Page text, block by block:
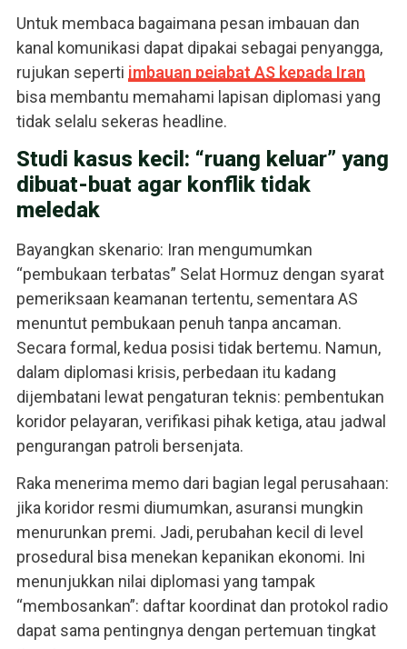
Untuk membaca bagaimana pesan imbauan dan
kanal komunikasi dapat dipakai sebagai penyangga,
rujukan seperti imbauan pejabat AS kepada Iran
bisa membantu memahami lapisan diplomasi yang
tidak selalu sekeras headline.
Studi kasus kecil: “ruang keluar” yang
dibuat-buat agar konflik tidak
meledak
Bayangkan skenario: Iran mengumumkan
“pembukaan terbatas” Selat Hormuz dengan syarat
pemeriksaan keamanan tertentu, sementara AS
menuntut pembukaan penuh tanpa ancaman.
Secara formal, kedua posisi tidak bertemu. Namun,
dalam diplomasi krisis, perbedaan itu kadang
dijembatani lewat pengaturan teknis: pembentukan
koridor pelayaran, verifikasi pihak ketiga, atau jadwal
pengurangan patroli bersenjata.
Raka menerima memo dari bagian legal perusahaan:
jika koridor resmi diumumkan, asuransi mungkin
menurunkan premi. Jadi, perubahan kecil di level
prosedural bisa menekan kepanikan ekonomi. Ini
menunjukkan nilai diplomasi yang tampak
“membosankan”: daftar koordinat dan protokol radio
dapat sama pentingnya dengan pertemuan tingkat